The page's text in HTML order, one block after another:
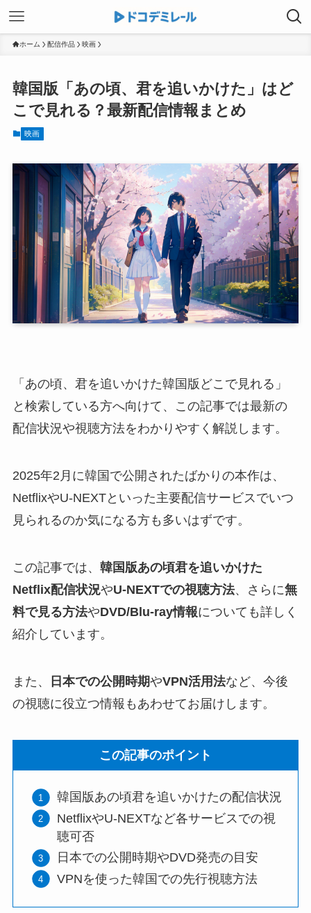
ホーム 配信作品 映画
韓国版「あの頃、君を追いかけた」はど
こで見れる？最新配信情報まとめ
映画
「あの頃、君を追いかけた韓国版どこで見れる」
と検索している方へ向けて、この記事では最新の
配信状況や視聴方法をわかりやすく解説します。
2025年2月に韓国で公開されたばかりの本作は、
NetflixやU-NEXTといった主要配信サービスでいつ
見られるのか気になる方も多いはずです。
この記事では、 韓国版あの頃君を追いかけた
Netflix配信状況やU-NEXTでの視聴方法、さらに無
料で見る方法やDVD/Blu-ray情報についても詳しく
紹介しています。
また、 日本での公開時期やVPN活用法など、今後
の視聴に役立つ情報もあわせてお届けします。
この記事のポイント
韓国版あの頃君を追いかけたの配信状況
NetflixやU-NEXTなど各サービスでの視
聴可否
日本での公開時期やDVD発売の目安
VPNを使った韓国での先行視聴方法